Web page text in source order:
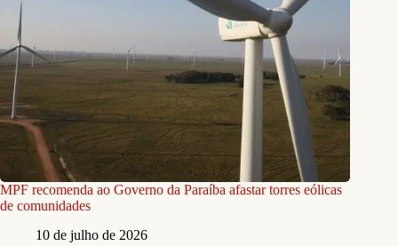
MPF recomenda ao Governo da Paraíba afastar torres eólicas
de comunidades
10 de julho de 2026